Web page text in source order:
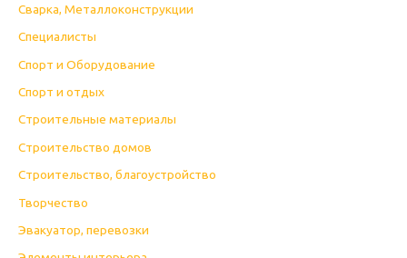
Сварка, Металлоконструкции
Специалисты
Спорт и Оборудование
Спорт и отдых
Строительные материалы
Строительство домов
Строительство, благоустройство
Творчество
Эвакуатор, перевозки